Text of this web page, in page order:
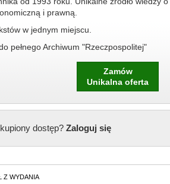
i prawną.
w jednym miejscu.
pełnego Archiwum "Rzeczpospolitej"
Zamów
Unikalna oferta
dostęp?Zaloguj się
Z WYDANIA